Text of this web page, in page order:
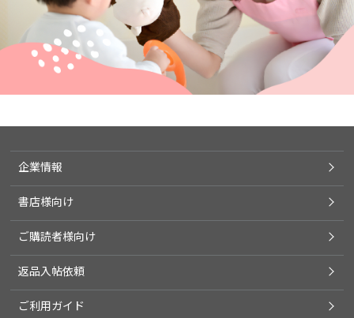
企業情報
書店様向け
ご購読者様向け
返品入帖依頼
ご利用ガイド